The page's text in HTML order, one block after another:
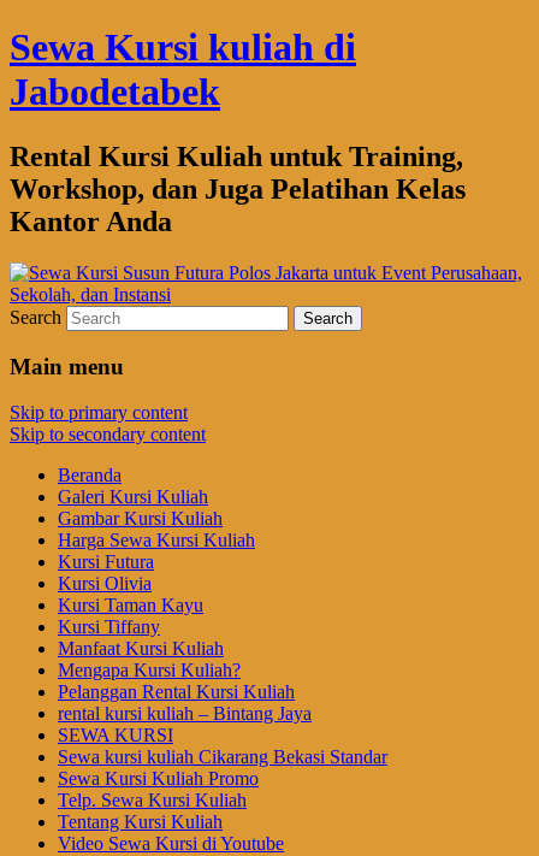
Sewa Kursi kuliah di
Jabodetabek
Rental Kursi Kuliah untuk Training,
Workshop, dan Juga Pelatihan Kelas
Kantor Anda
Search
Main menu
Skip to primary content
Skip to secondary content
Beranda
Galeri Kursi Kuliah
Gambar Kursi Kuliah
Harga Sewa Kursi Kuliah
Kursi Futura
Kursi Olivia
Kursi Taman Kayu
Kursi Tiffany
Manfaat Kursi Kuliah
Mengapa Kursi Kuliah?
Pelanggan Rental Kursi Kuliah
rental kursi kuliah – Bintang Jaya
SEWA KURSI
Sewa kursi kuliah Cikarang Bekasi Standar
Sewa Kursi Kuliah Promo
Telp. Sewa Kursi Kuliah
Tentang Kursi Kuliah
Video Sewa Kursi di Youtube